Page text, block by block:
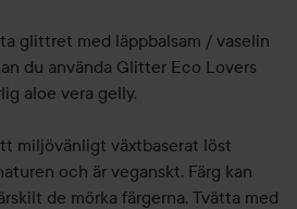
glittret med läppbalsam / vaselin
du använda Glitter Eco Lovers
aloe vera gelly.
miljövänligt växtbaserat löst
och är veganskt. Färg kan
de mörka färgerna. Tvätta med